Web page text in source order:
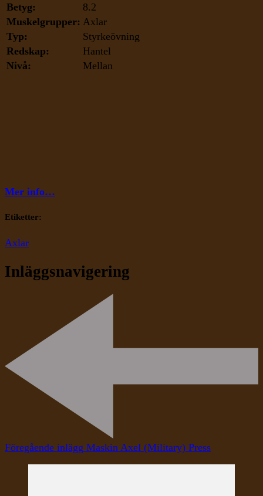
Betyg:
8.2
Muskelgrupper: Axlar
Typ:
Styrkeövning
Redskap:
Hantel
Nivå:
Mellan
Mer info…
Etiketter:
Axlar
Inläggsnavigering
Föregående inlägg Maskin Axel (Military) Press